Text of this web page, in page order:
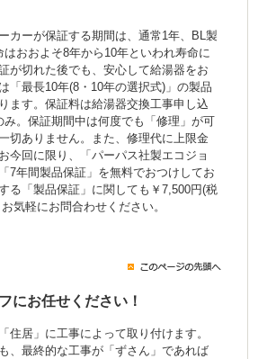
カーが保証する期間は、通常1年、BL製
おおよそ8年から10年といわれ寿命に
が切れた後でも、安心して給湯器をお
「最長10年(8・10年の選択式)」の製品
ます。保証料は給湯器交換工事申し込
。保証期間中は何度でも「修理」が可
切ありません。また、修理代に上限金
今回に限り、「パーパス社製エコジョ
7年間製品保証」を無料でおつけしてお
る「製品保証」に関しても￥7,500円(税
気軽にお問合わせください。
にお任せください！
住居」に工事によって取り付けます。
、最終的な工事が「ずさん」であれば